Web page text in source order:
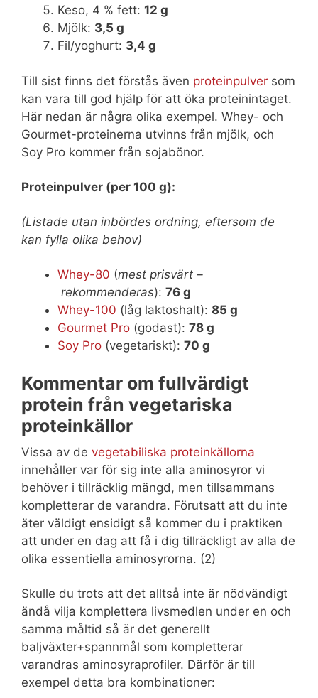
Keso, 4 % fett: 12 g
Mjölk: 3,5 g
Fil/yoghurt: 3,4 g
Till sist finns det förstås även proteinpulver som
kan vara till god hjälp för att öka proteinintaget.
Här nedan är några olika exempel. Whey- och
Gourmet-proteinerna utvinns från mjölk, och
Soy Pro kommer från sojabönor.
Proteinpulver (per 100 g):
(Listade utan inbördes ordning, eftersom de
kan fylla olika behov)
Whey-80 (mest prisvärt –
rekommenderas): 76 g
Whey-100 (låg laktoshalt): 85 g
Gourmet Pro (godast): 78 g
Soy Pro (vegetariskt): 70 g
Kommentar om fullvärdigt
protein från vegetariska
proteinkällor
Vissa av de vegetabiliska proteinkällorna
innehåller var för sig inte alla aminosyror vi
behöver i tillräcklig mängd, men tillsammans
kompletterar de varandra. Förutsatt att du inte
äter väldigt ensidigt så kommer du i praktiken
att under en dag att få i dig tillräckligt av alla de
olika essentiella aminosyrorna. (2)
Skulle du trots att det alltså inte är nödvändigt
ändå vilja komplettera livsmedlen under en och
samma måltid så är det generellt
baljväxter+spannmål som kompletterar
varandras aminosyraprofiler. Därför är till
exempel detta bra kombinationer: